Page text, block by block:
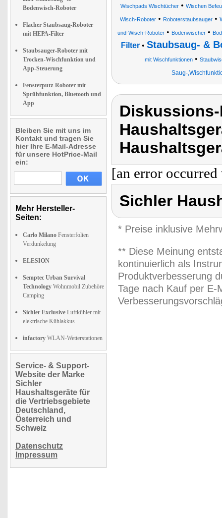
Bodenwisch-Roboter
Flacher Staubsaug-Roboter
mit HEPA-Filter
Staubsauger-Roboter mit
Trocken-Wischfunktion und
App-Steuerung
Fensterputz-Roboter mit
Sprühfunktion, Bluetooth und
App
Bleiben Sie mit uns im
Kontakt und tragen Sie
hier Ihre E-Mail-Adresse
für unsere HotPrice-Mail
ein:
Mehr Hersteller-
Seiten:
Carlo Milano Fensterfolien
Verdunkelung
ELESION
Semptec Urban Survival
Technology Wohnmobil Zubehöre
Camping
Sichler Exclusive Luftkühler mit
elektrische Kühlakkus
infactory WLAN-Wetterstationen
Service- & Support-
Website der Marke
Sichler
Haushaltsgeräte für
die Vertriebsgebiete
Deutschland,
Österreich und
Schweiz
Datenschutz
Impressum
Wischpads Wischtücher • Wischen
Wisch-Roboter • Roboterstaubsauger •
und-Wisch-Roboter • Bodenwischer •
Filter• Staubsaug- &
mit Wischfunktionen•
Saug-
[an error
Sichler
* Preise inklusive
** Diese Meinung
kontinuierlich als
Produktverbesserung
Tage nach Kauf per E-